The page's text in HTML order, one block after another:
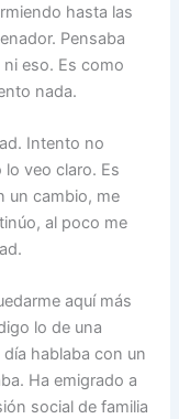
hasta las
Pensaba
ni eso. Es como
nada.
Intento no
veo claro. Es
un cambio, me
al poco me
aquí más
lo de una
hablaba con un
Ha emigrado a
social de familia